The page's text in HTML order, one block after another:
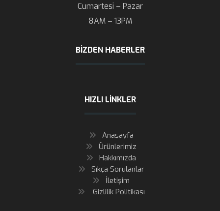
Cumartesi – Pazar
8AM – 13PM
BIZDEN HABERLER
HIZLI LINKLER
Anasayfa
Ürünlerimiz
Hakkımızda
Sıkça Sorulanlar
İletişim
Gizlilik Politikası